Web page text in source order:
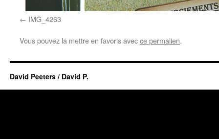
IMG_4263
Vous pouvez la mettre en favoris avecce permalien.
David Peeters / David P.